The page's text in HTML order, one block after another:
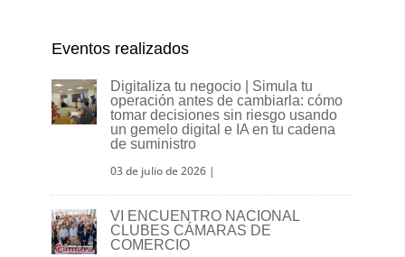
Eventos realizados
Digitaliza tu negocio | Simula tu
operación antes de cambiarla: cómo
tomar decisiones sin riesgo usando
un gemelo digital e IA en tu cadena
de suministro
03 de julio de 2026|
VI ENCUENTRO NACIONAL
CLUBES CÁMARAS DE
COMERCIO